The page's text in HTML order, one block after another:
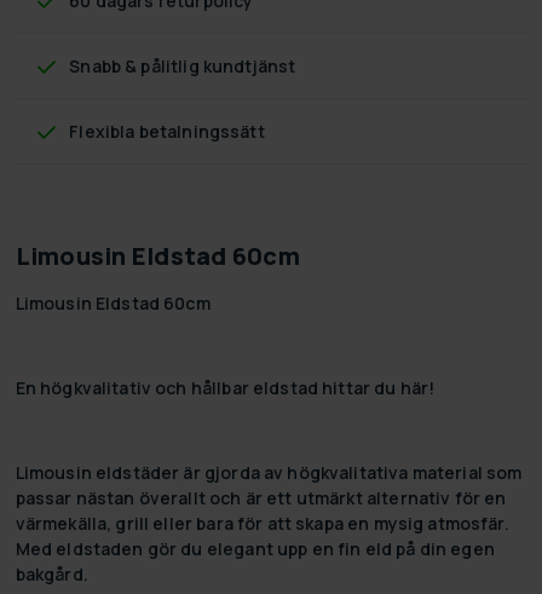
Snabb & pålitlig kundtjänst
Flexibla betalningssätt
Limousin Eldstad 60cm
Limousin Eldstad 60cm
En högkvalitativ och hållbar eldstad hittar du här!
Limousin eldstäder är gjorda av högkvalitativa material som
passar nästan överallt och är ett utmärkt alternativ för en
värmekälla, grill eller bara för att skapa en mysig atmosfär.
Med eldstaden gör du elegant upp en fin eld på din egen
bakgård.